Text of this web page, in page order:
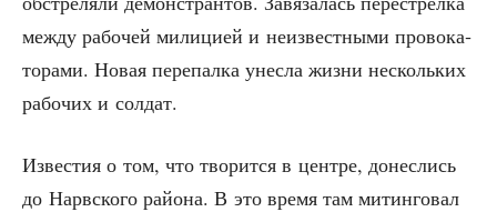
меж­ду рабо­чей мили­ци­ей и неиз­вест­ны­ми про­во­ка­
то­ра­ми. Новая пере­пал­ка унес­ла жиз­ни несколь­ких
рабо­чих и солдат.
Изве­стия о том, что тво­рит­ся в цен­тре, донес­лись
до Нарв­ско­го рай­о­на. В это вре­мя там митин­го­вал